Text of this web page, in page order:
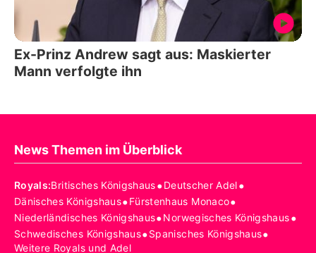
Ex-Prinz Andrew sagt aus: Maskierter
Mann verfolgte ihn
News Themen im Überblick
Royals:Britisches Königshaus•Deutscher Adel•
Dänisches Königshaus•Fürstenhaus Monaco•
Niederländisches Königshaus•Norwegisches Königshaus•
Schwedisches Königshaus•Spanisches Königshaus•
Weitere Royals und Adel